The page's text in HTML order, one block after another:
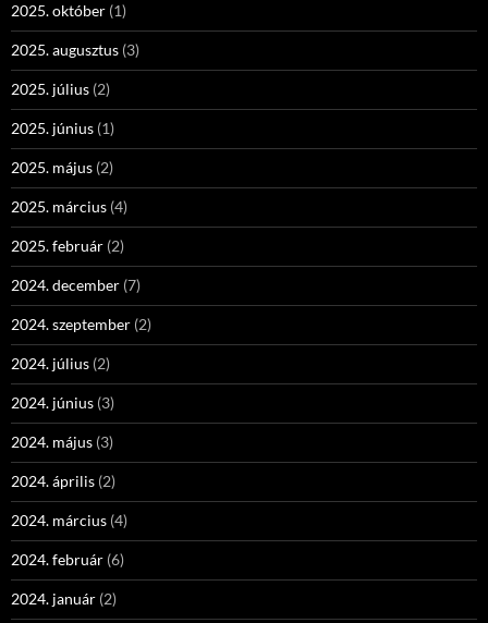
2025. október (1)
2025. augusztus (3)
2025. július (2)
2025. június (1)
2025. május (2)
2025. március (4)
2025. február (2)
2024. december (7)
2024. szeptember (2)
2024. július (2)
2024. június (3)
2024. május (3)
2024. április (2)
2024. március (4)
2024. február (6)
2024. január (2)